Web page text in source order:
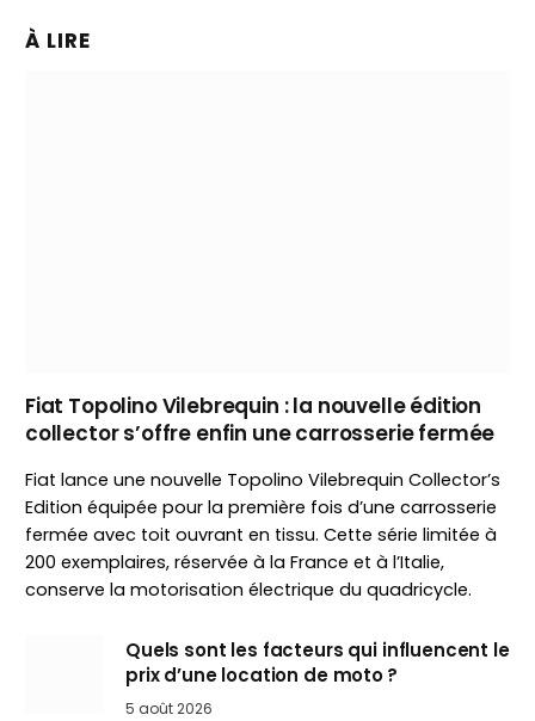
À LIRE
Fiat Topolino Vilebrequin : la nouvelle édition
collector s’offre enfin une carrosserie fermée
Fiat lance une nouvelle Topolino Vilebrequin Collector’s
Edition équipée pour la première fois d’une carrosserie
fermée avec toit ouvrant en tissu. Cette série limitée à
200 exemplaires, réservée à la France et à l’Italie,
conserve la motorisation électrique du quadricycle.
Quels sont les facteurs qui influencent le
prix d’une location de moto ?
5 août 2026